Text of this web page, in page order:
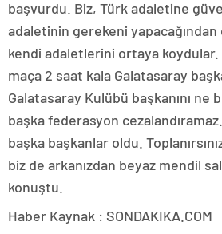
başvurdu. Biz, Türk adaletine
adaletinin gerekeni yapacağından
kendi adaletlerini ortaya
maça 2 saat kala Galatasaray
Galatasaray Kulübü başkanını ne
başka federasyon
başka başkanlar oldu.
biz de arkanızdan beyaz mendil
konuştu.
Haber Kaynak : SONDAKIKA.COM